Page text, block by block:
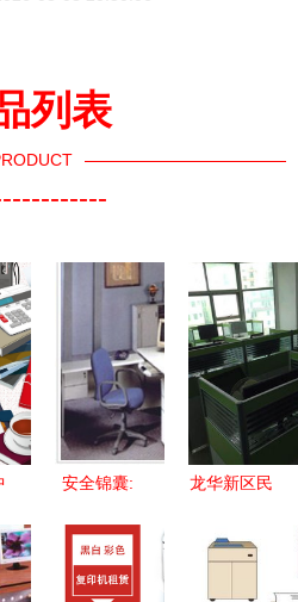
列表
安全锦囊:
收中的隐藏
风险——以
龙华新区民
大厦办公设